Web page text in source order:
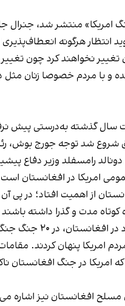
منتشر شد، جنرال
انتظار هرگونه
نخواهند کرد چون
و با مردم خصوصا زنان مثل
گذشته به‌درستی پیش
شروع شد توجه جورج
رامسفلد وزیر دفاع
امریکا در افغانستان
از اهمیت افتاد؛ در
مدت و گذرا داشته
جمهوری امریکا
امریکا پنهان کردند.
امریکا در جنگ افغانستان
افغانستان نیز اشاره